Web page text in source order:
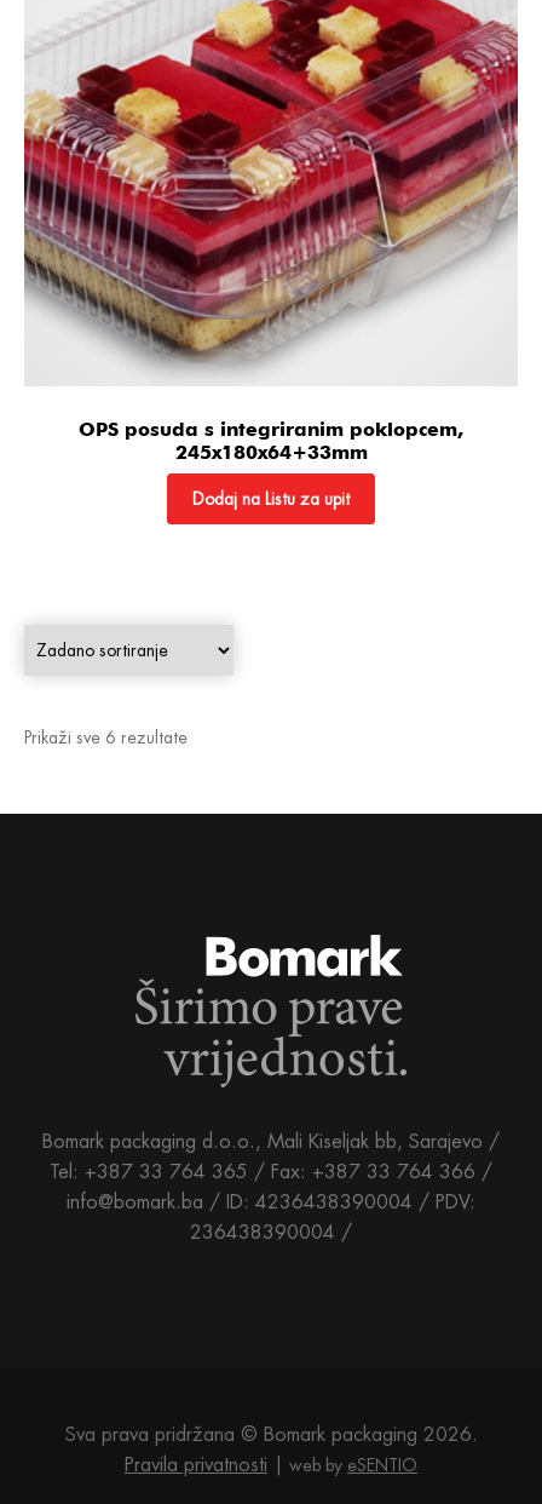
OPS posuda s integriranim poklopcem,
245x180x64+33mm
Dodaj na Listu za upit
Prikaži sve 6 rezultate
Bomark packaging d.o.o., Mali Kiseljak bb, Sarajevo /
Tel: +387 33 764 365 / Fax: +387 33 764 366 /
info@bomark.ba / ID: 4236438390004 / PDV:
236438390004 /
Sva prava pridržana © Bomark packaging 2026.
Pravila privatnosti
web by eSENTIO